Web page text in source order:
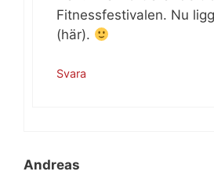
Fitnessfestivalen. Nu
(här).
Svara
Andreas